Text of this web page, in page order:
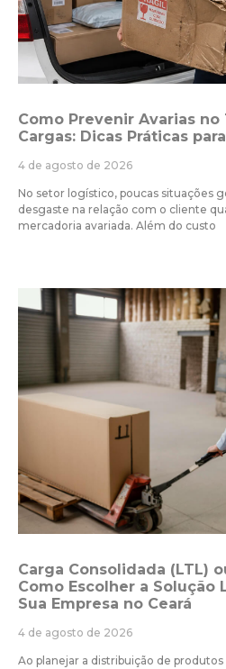
Como Prevenir Avarias
Cargas: Dicas Práticas
4 de agosto de 2026
No setor logístico, poucas situações
desgaste na relação com o cliente
mercadoria avariada. Além do custo
Carga Consolidada (LTL)
Como Escolher a Solução
Sua Empresa no Ceará
4 de agosto de 2026
Ao planejar a distribuição de